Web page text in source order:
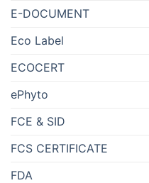
E-DOCUMENT
Eco Label
ECOCERT
ePhyto
FCE & SID
FCS CERTIFICATE
FDA